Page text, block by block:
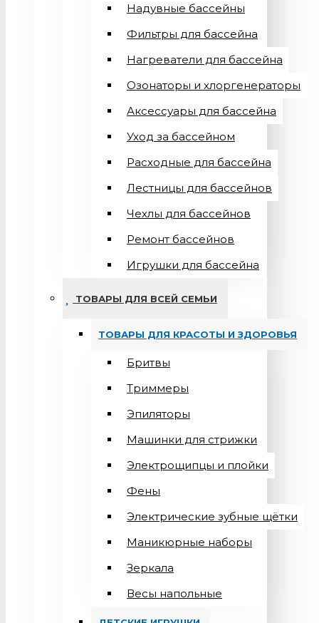
Надувные бассейны
Фильтры для бассейна
Нагреватели для бассейна
Озонаторы и хлоргенераторы
Аксессуары для бассейна
Уход за бассейном
Расходные для бассейна
Лестницы для бассейнов
Чехлы для бассейнов
Ремонт бассейнов
Игрушки для бассейна
ТОВАРЫ ДЛЯ ВСЕЙ СЕМЬИ
ТОВАРЫ ДЛЯ КРАСОТЫ И ЗДОРОВЬЯ
Бритвы
Триммеры
Эпиляторы
Машинки для стрижки
Электрощипцы и плойки
Фены
Электрические зубные щётки
Маникюрные наборы
Зеркала
Весы напольные